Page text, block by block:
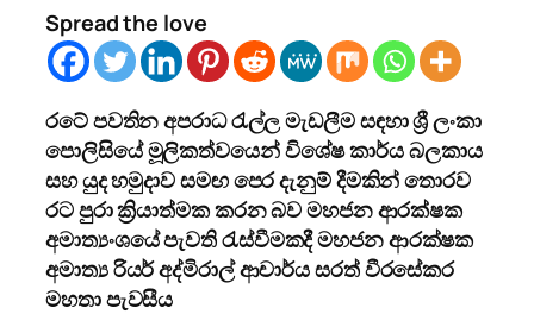
Spread the love
රටේ පවතින අපරාධ රැල්ල මැඩලීම සඳහා ශ්‍රී ලංකා
පොලිසියේ මූලිකත්වයෙන් විශේෂ කාර්ය බලකාය
සහ යුද හමුදාව සමඟ පෙර දැනුම් දීමකින් තොරව
රට පුරා ක්‍රියාත්මක කරන බව මහජන ආරක්ෂක
අමාත්‍යංශයේ පැවති රැස්වීමකදී මහජන ආරක්ෂක
අමාත්‍ය රියර් අද්මිරාල් ආචාර්ය සරත් වීරසේකර
මහතා පැවසීය